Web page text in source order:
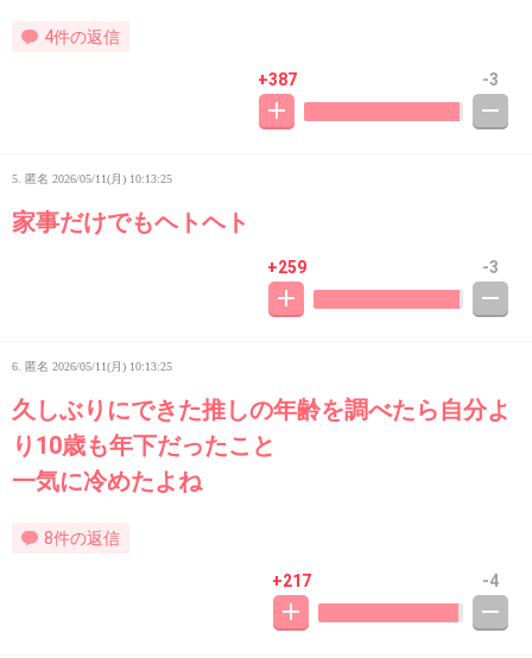
4件の返信
+387 -3
5. 匿名 2026/05/11(月) 10:13:25
家事だけでもヘトヘト
+259 -3
6. 匿名 2026/05/11(月) 10:13:25
久しぶりにできた推しの年齢を調べたら自分よ
り10歳も年下だったこと
一気に冷めたよね
8件の返信
+217 -4